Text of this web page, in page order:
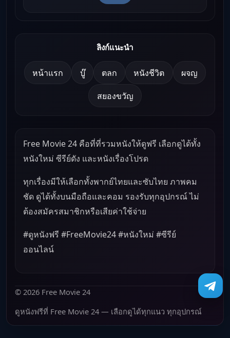
ลิงก์แนะนำ
หน้าแรก บู๊ ตลก หนังชีวิต ผจญ
สยองขวัญ
Free Movie 24 คือที่ที่รวมหนังให้ดูฟรี เลือกดูได้ทั้ง
หนังใหม่ ซีรีย์ดัง และหนังเรื่องโปรด
ทุกเรื่องมีให้เลือกทั้งพากย์ไทยและซับไทย ภาพคม
ชัด ดูได้ทั้งบนมือถือและคอม รองรับทุกอุปกรณ์ ไม่
ต้องสมัครสมาชิกหรือเสียค่าใช้จ่าย
#ดูหนังฟรี #FreeMovie24 #หนังใหม่ #ซีรีย์
ออนไลน์
© 2026 Free Movie 24
ดูหนังฟรีที่ Free Movie 24 — เลือกดูได้ทุกแนว ทุกอุปกรณ์